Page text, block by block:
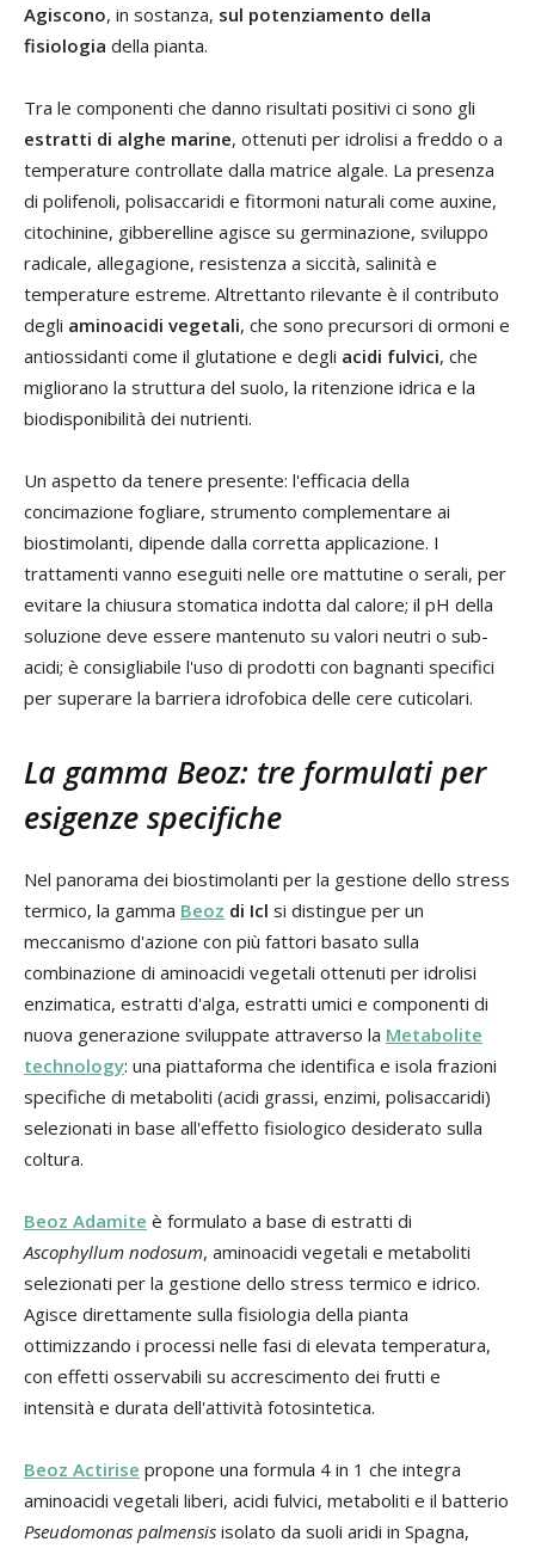
Agiscono, in sostanza, sul potenziamento della
fisiologia della pianta.
Tra le componenti che danno risultati positivi ci sono gli
estratti di alghe marine, ottenuti per idrolisi a freddo o a
temperature controllate dalla matrice algale. La presenza
di polifenoli, polisaccaridi e fitormoni naturali come auxine,
citochinine, gibberelline agisce su germinazione, sviluppo
radicale, allegagione, resistenza a siccità, salinità e
temperature estreme. Altrettanto rilevante è il contributo
degli aminoacidi vegetali, che sono precursori di ormoni e
antiossidanti come il glutatione e degli acidi fulvici, che
migliorano la struttura del suolo, la ritenzione idrica e la
biodisponibilità dei nutrienti.
Un aspetto da tenere presente: l'efficacia della
concimazione fogliare, strumento complementare ai
biostimolanti, dipende dalla corretta applicazione. I
trattamenti vanno eseguiti nelle ore mattutine o serali, per
evitare la chiusura stomatica indotta dal calore; il pH della
soluzione deve essere mantenuto su valori neutri o sub-
acidi; è consigliabile l'uso di prodotti con bagnanti specifici
per superare la barriera idrofobica delle cere cuticolari.
La gamma Beoz: tre formulati per
esigenze specifiche
Nel panorama dei biostimolanti per la gestione dello stress
termico, la gamma Beoz di Icl si distingue per un
meccanismo d'azione con più fattori basato sulla
combinazione di aminoacidi vegetali ottenuti per idrolisi
enzimatica, estratti d'alga, estratti umici e componenti di
nuova generazione sviluppate attraverso la Metabolite
technology: una piattaforma che identifica e isola frazioni
specifiche di metaboliti (acidi grassi, enzimi, polisaccaridi)
selezionati in base all'effetto fisiologico desiderato sulla
coltura.
Beoz Adamite è formulato a base di estratti di
Ascophyllum nodosum, aminoacidi vegetali e metaboliti
selezionati per la gestione dello stress termico e idrico.
Agisce direttamente sulla fisiologia della pianta
ottimizzando i processi nelle fasi di elevata temperatura,
con effetti osservabili su accrescimento dei frutti e
intensità e durata dell'attività fotosintetica.
Beoz Actirise propone una formula 4 in 1 che integra
aminoacidi vegetali liberi, acidi fulvici, metaboliti e il batterio
Pseudomonas palmensis isolato da suoli aridi in Spagna,